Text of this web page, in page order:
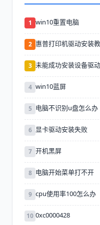
1 win10重置电脑
2 惠普打印机驱动安装
3 未能成功安装设备驱
4 win10蓝屏
5 电脑不识别u盘怎么办
6 显卡驱动安装失败
7 开机黑屏
8 电脑开始菜单打不开
9 cpu使用率100怎么办
10 0xc0000428